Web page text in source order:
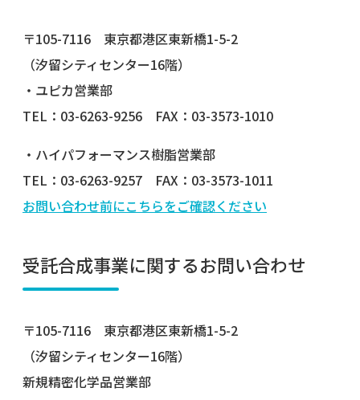
〒105-7116 東京都港区東新橋1-5-2
（汐留シティセンター16階）
・ユピカ営業部
TEL：03-6263-9256 FAX：03-3573-1010
・ハイパフォーマンス樹脂営業部
TEL：03-6263-9257 FAX：03-3573-1011
お問い合わせ前にこちらをご確認ください
受託合成事業に関するお問い合わせ
〒105-7116 東京都港区東新橋1-5-2
（汐留シティセンター16階）
新規精密化学品営業部